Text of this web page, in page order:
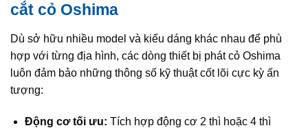
cắt cỏ Oshima
Dù sở hữu nhiều model và kiểu dáng khác nhau để phù
hợp với từng địa hình, các dòng thiết bị phát cỏ Oshima
luôn đảm bảo những thông số kỹ thuật cốt lõi cực kỳ ấn
tượng:
Động cơ tối ưu: Tích hợp động cơ 2 thì hoặc 4 thì